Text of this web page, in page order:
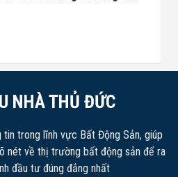
NHÀ THỦ ĐỨC
trong lĩnh vực Bất Động Sản, giúp
nét về thị trường bất động sản để ra
đầu tư đúng đắng nhất